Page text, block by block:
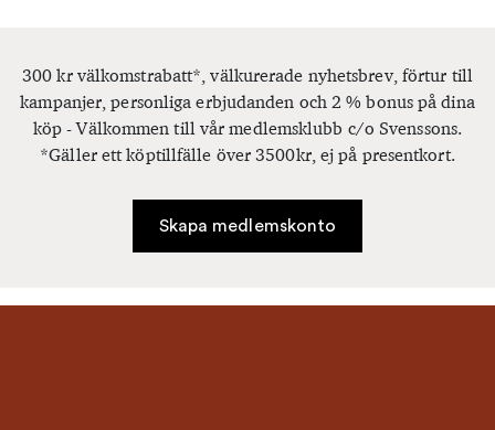
300 kr välkomstrabatt*, välkurerade nyhetsbrev, förtur till
kampanjer, personliga erbjudanden och 2 % bonus på dina
köp - Välkommen till vår medlemsklubb c/o Svenssons.
*Gäller ett köptillfälle över 3500kr, ej på presentkort.
Skapa medlemskonto